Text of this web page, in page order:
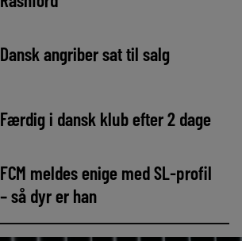
Dansk angriber sat til salg
Færdig i dansk klub efter 2 dage
FCM meldes enige med SL-profil
– så dyr er han